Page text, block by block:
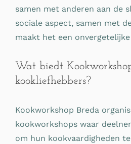
samen met anderen aan de
sociale aspect, samen met
maakt het een
Wat biedt
kookliefhebbers?
Kookworkshop Breda
kookworkshops waar
om hun kookvaardigheden